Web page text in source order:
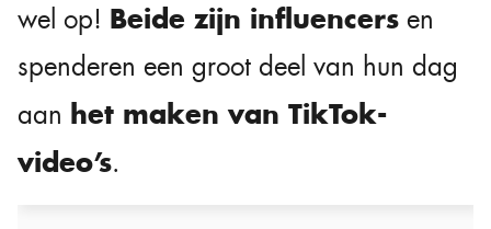
wel op! Beide zijn influencers en
spenderen een groot deel van hun dag
aan het maken van TikTok-
video’s.